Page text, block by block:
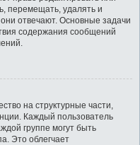
перемещать, удалять и
отвечают. Основные задачи
содержания сообщений
на структурные части,
Каждый пользователь
группе могут быть
Это облегчает